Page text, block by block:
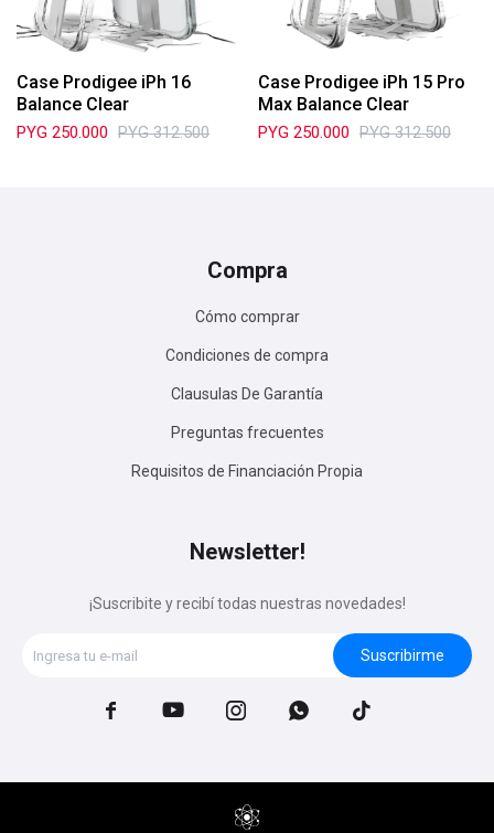
Case Prodigee iPh 16
Balance Clear
PYG 250.000 PYG 312.500
Case Prodigee iPh 15 Pro
Max Balance Clear
PYG 250.000 PYG 312.500
Compra
Cómo comprar
Condiciones de compra
Clausulas De Garantía
Preguntas frecuentes
Requisitos de Financiación Propia
Newsletter!
¡Suscribite y recibí todas nuestras novedades!
Suscribirme
    